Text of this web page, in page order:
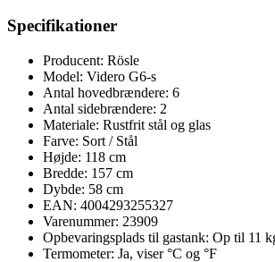
Specifikationer
Producent: Rösle
Model: Videro G6-s
Antal hovedbrændere: 6
Antal sidebrændere: 2
Materiale: Rustfrit stål og glas
Farve: Sort / Stål
Højde: 118 cm
Bredde: 157 cm
Dybde: 58 cm
EAN: 4004293255327
Varenummer: 23909
Opbevaringsplads til gastank: Op til 11
Termometer: Ja, viser °C og °F